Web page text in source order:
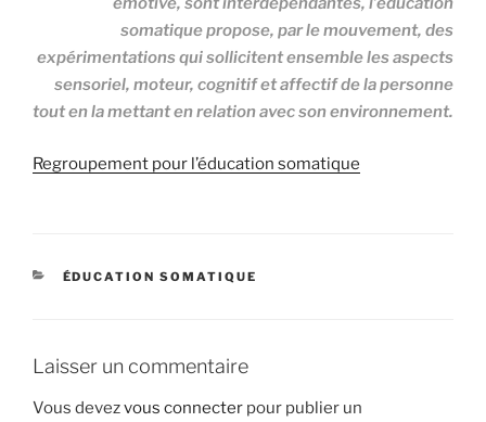
somatique propose, par le mouvement, des
expérimentations qui sollicitent ensemble les aspects
sensoriel, moteur, cognitif et affectif de la personne
tout en la mettant en relation avec son environnement.
Regroupement pour l’éducation somatique
CATÉGORIES
ÉDUCATION SOMATIQUE
Laisser un commentaire
Vous devezvous connecter pour publier un